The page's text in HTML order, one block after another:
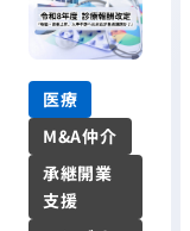
医療
M&A仲介
承継開業
支援